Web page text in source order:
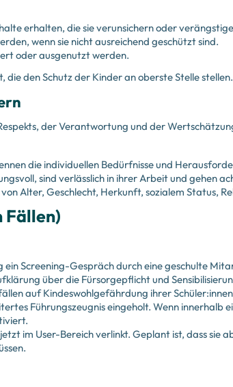
erhalten, die sie verunsichern oder
wenn sie nicht ausreichend geschützt sind.
oder ausgenutzt werden.
den Schutz der Kinder an oberste Stelle stellen.
der Verantwortung und der
die individuellen Bedürfnisse und
sind verlässlich in ihrer Arbeit und gehen
Alter, Geschlecht, Herkunft, sozialem Status,
Fällen)
Screening-Gespräch durch eine geschulte
über die Fürsorgepflicht und
auf Kindeswohlgefährdung ihrer
Führungszeugnis eingeholt. Wenn innerhalb
im User-Bereich verlinkt. Geplant ist, dass sie